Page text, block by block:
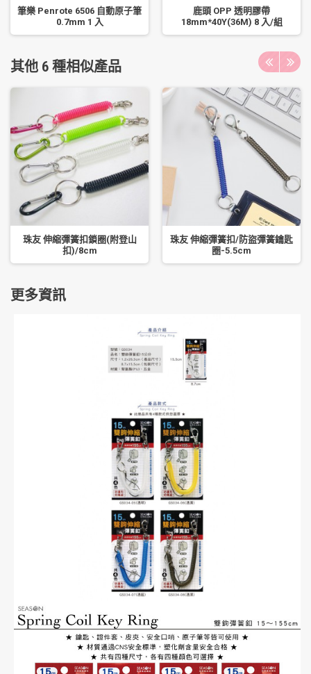
筆樂 Penrote 6506 自動原子筆
0.7mm 1 入
鹿頭 OPP 透明膠帶
18mm*40Y(36M) 8 入/組
其他 6 種相似產品
珠友 伸縮彈簧扣鎖圈(附登山
扣)/8cm
珠友 伸縮彈簧扣/防盜彈簧鑰匙
圈-5.5cm
更多資訊